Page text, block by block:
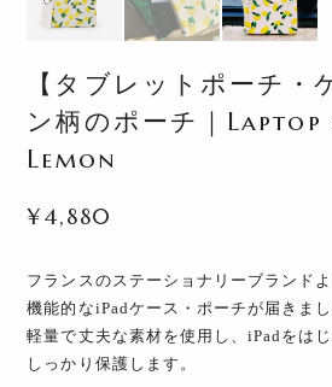
【タブレットポーチ・
ン柄のポーチ｜Laptop
Lemon
¥4,880
フランスのステーショナリーブランド
機能的なiPadケース・ポーチが届きまし
軽量で丈夫な素材を使用し、iPadをは
しっかり保護します。